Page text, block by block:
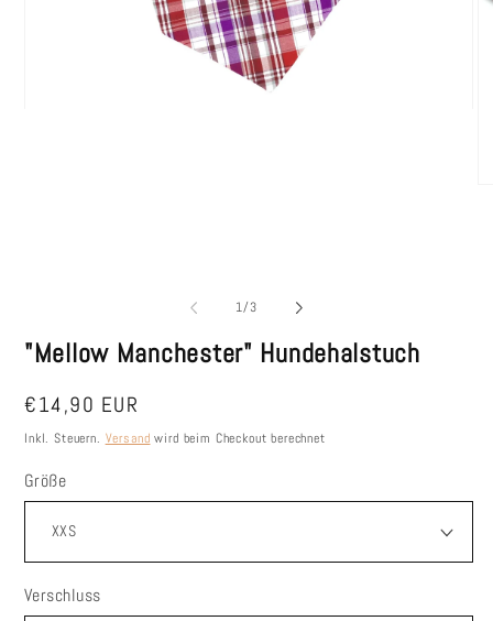
1/von
3
"Mellow Manchester" Hundehalstuch
Normaler
Preis
€14,90 EUR
Inkl. Steuern. Versand wird beim Checkout berechnet
Größe
Verschluss